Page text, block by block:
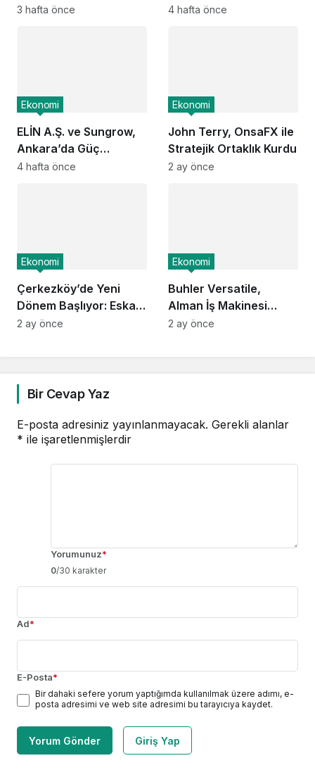
Enerjisi Üretim Üssü
3 hafta önce
Bloğu Satışa Sunuldu:
4 hafta önce
ELİN A.Ş. ve Sungrow,
Ankara’da Güç
Elektroniği Üretimi İçin
Ekonomi
4 hafta önce
John Terry, OnsaFX ile
Stratejik Ortaklık Kurdu
Ekonomi
2 ay önce
Çerkezköy’de Yeni
Dönem Başlıyor: Eska
Edition Kent Etabı
Ekonomi
2 ay önce
Buhler Versatile,
Alman İş Makinesi
Üreticisi ATLAS’ı
Ekonomi
2 ay önce
Bir Cevap Yaz
E-posta adresiniz yayınlanmayacak. Gerekli alanlar
* ile işaretlenmişlerdir
Yorumunuz*
0/30 karakter
Ad*
E-Posta*
Bir dahaki sefere yorum yaptığımda kullanılmak üzere adımı, e-
posta adresimi ve web site adresimi bu tarayıcıya kaydet.
Yorum Gönder Giriş Yap